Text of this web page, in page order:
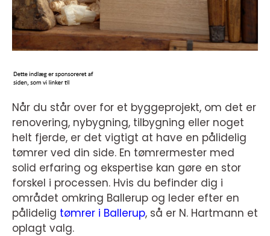
Når du står over for et byggeprojekt, om det er
renovering, nybygning, tilbygning eller noget
helt fjerde, er det vigtigt at have en pålidelig
tømrer ved din side. En tømrermester med
solid erfaring og ekspertise kan gøre en stor
forskel i processen. Hvis du befinder dig i
området omkring Ballerup og leder efter en
pålidelig tømrer i Ballerup, så er N. Hartmann et
oplagt valg.